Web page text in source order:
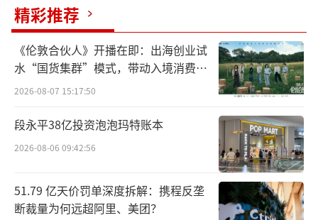
头部主播、四散而逃
创始人兼CEO被捕，这对于任何一家企业
陈少杰落网后，给斗鱼带来了不小的余波
影响，尤其是以头部主播的动荡和流失最为显
著。近几个月一大批斗鱼头部主播暂停了直
播，而后仅有部分主播宣布复播。此外，还有
多名斗鱼头部主播“出走”其他平台。
精彩推荐
《伦敦合伙人》开播在即：出海创业试
水“国货集群”模式，带动入境消费反
向种草
2026-08-07 15:17:50
段永平38亿投资泡泡玛特账本
2026-08-06 09:42:56
51.79 亿天价罚单深度拆解：携程反垄
断裁量为何远超阿里、美团？